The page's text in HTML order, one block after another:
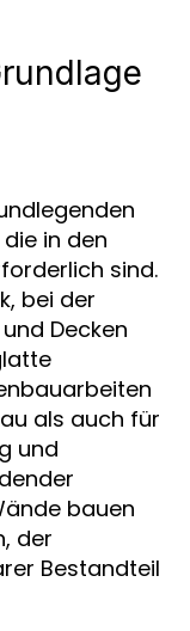
in den
sind.
bei der
Decken
als auch für
und
bauen
der
Bestandteil